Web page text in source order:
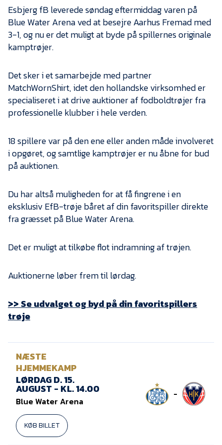
Aktionærinformation
Kontakt
Esbjerg fB leverede søndag eftermiddag varen på
Blue Water Arena ved at besejre Aarhus Fremad med
3-1, og nu er det muligt at byde på spillernes originale
kamptrøjer.
Det sker i et samarbejde med partner
MatchWornShirt, idet den hollandske virksomhed er
specialiseret i at drive auktioner af fodboldtrøjer fra
professionelle klubber i hele verden.
18 spillere var på den ene eller anden måde involveret
i opgøret, og samtlige kamptrøjer er nu åbne for bud
på auktionen.
Du har altså muligheden for at få fingrene i en
eksklusiv EfB-trøje båret af din favoritspiller direkte
fra græsset på Blue Water Arena.
Det er muligt at tilkøbe flot indramning af trøjen.
Auktionerne løber frem til lørdag.
>> Se udvalget og byd på din favoritspillers
trøje
NÆSTE
HJEMMEKAMP
LØRDAG D. 15.
AUGUST - KL. 14.00
Blue Water Arena
KØB BILLET
-